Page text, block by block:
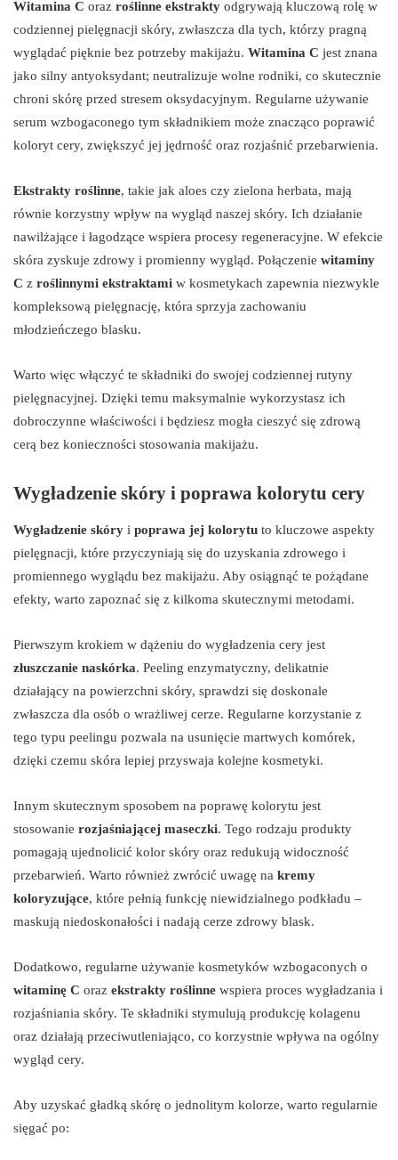
Witamina C oraz roślinne ekstrakty odgrywają kluczową rolę w
codziennej pielęgnacji skóry, zwłaszcza dla tych, którzy pragną
wyglądać pięknie bez potrzeby makijażu. Witamina C jest znana
jako silny antyoksydant; neutralizuje wolne rodniki, co skutecznie
chroni skórę przed stresem oksydacyjnym. Regularne używanie
serum wzbogaconego tym składnikiem może znacząco poprawić
koloryt cery, zwiększyć jej jędrność oraz rozjaśnić przebarwienia.
Ekstrakty roślinne, takie jak aloes czy zielona herbata, mają
równie korzystny wpływ na wygląd naszej skóry. Ich działanie
nawilżające i łagodzące wspiera procesy regeneracyjne. W efekcie
skóra zyskuje zdrowy i promienny wygląd. Połączenie witaminy
C z roślinnymi ekstraktami w kosmetykach zapewnia niezwykle
kompleksową pielęgnację, która sprzyja zachowaniu
młodzieńczego blasku.
Warto więc włączyć te składniki do swojej codziennej rutyny
pielęgnacyjnej. Dzięki temu maksymalnie wykorzystasz ich
dobroczynne właściwości i będziesz mogła cieszyć się zdrową
cerą bez konieczności stosowania makijażu.
Wygładzenie skóry i poprawa kolorytu cery
Wygładzenie skóry i poprawa jej kolorytu to kluczowe aspekty
pielęgnacji, które przyczyniają się do uzyskania zdrowego i
promiennego wyglądu bez makijażu. Aby osiągnąć te pożądane
efekty, warto zapoznać się z kilkoma skutecznymi metodami.
Pierwszym krokiem w dążeniu do wygładzenia cery jest
złuszczanie naskórka. Peeling enzymatyczny, delikatnie
działający na powierzchni skóry, sprawdzi się doskonale
zwłaszcza dla osób o wrażliwej cerze. Regularne korzystanie z
tego typu peelingu pozwala na usunięcie martwych komórek,
dzięki czemu skóra lepiej przyswaja kolejne kosmetyki.
Innym skutecznym sposobem na poprawę kolorytu jest
stosowanie rozjaśniającej maseczki. Tego rodzaju produkty
pomagają ujednolicić kolor skóry oraz redukują widoczność
przebarwień. Warto również zwrócić uwagę na kremy
koloryzujące, które pełnią funkcję niewidzialnego podkładu –
maskują niedoskonałości i nadają cerze zdrowy blask.
Dodatkowo, regularne używanie kosmetyków wzbogaconych o
witaminę C oraz ekstrakty roślinne wspiera proces wygładzania i
rozjaśniania skóry. Te składniki stymulują produkcję kolagenu
oraz działają przeciwutleniająco, co korzystnie wpływa na ogólny
wygląd cery.
Aby uzyskać gładką skórę o jednolitym kolorze, warto regularnie
sięgać po: